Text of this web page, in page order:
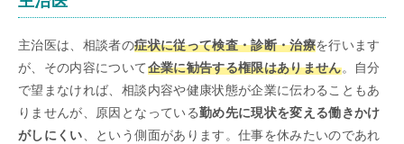
主治医は、相談者の症状に従って検査・診断・治療を行います
が、その内容について企業に勧告する権限はありません。自分
で望まなければ、相談内容や健康状態が企業に伝わることもあ
りませんが、原因となっている勤め先に現状を変える働きかけ
がしにくい 、という側面があります。仕事を休みたいのであれ